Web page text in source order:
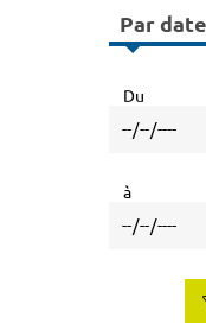
Par
Du
à